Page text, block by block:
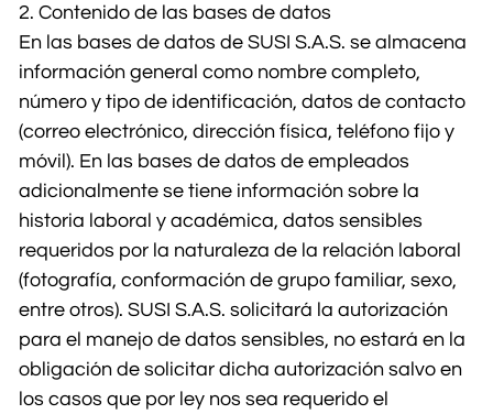
2. Contenido de las bases de datos
En las bases de datos de SUSI S.A.S. se almacena
información general como nombre completo,
número y tipo de identificación, datos de contacto
(correo electrónico, dirección física, teléfono fijo y
móvil). En las bases de datos de empleados
adicionalmente se tiene información sobre la
historia laboral y académica, datos sensibles
requeridos por la naturaleza de la relación laboral
(fotografía, conformación de grupo familiar, sexo,
entre otros). SUSI S.A.S. solicitará la autorización
para el manejo de datos sensibles, no estará en la
obligación de solicitar dicha autorización salvo en
los casos que por ley nos sea requerido el